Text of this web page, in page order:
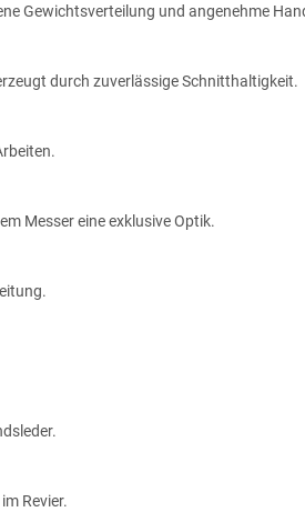
Gewichtsverteilung und angenehme
durch zuverlässige Schnitthaltigkeit.
Messer eine exklusive Optik.
Revier.